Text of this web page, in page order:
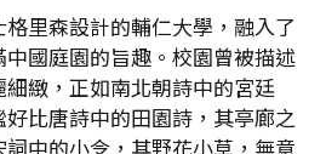
里森設計的輔仁大學，融入了
國庭園的旨趣。校園曾被描述
緻，正如南北朝詩中的宮廷
比唐詩中的田園詩，其亭廊之
中的小令，其野花小草，無意